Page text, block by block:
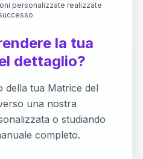
personalizzate realizzate
la tua
dettaglio?
della tua Matrice del
una nostra
o studiando
completo.